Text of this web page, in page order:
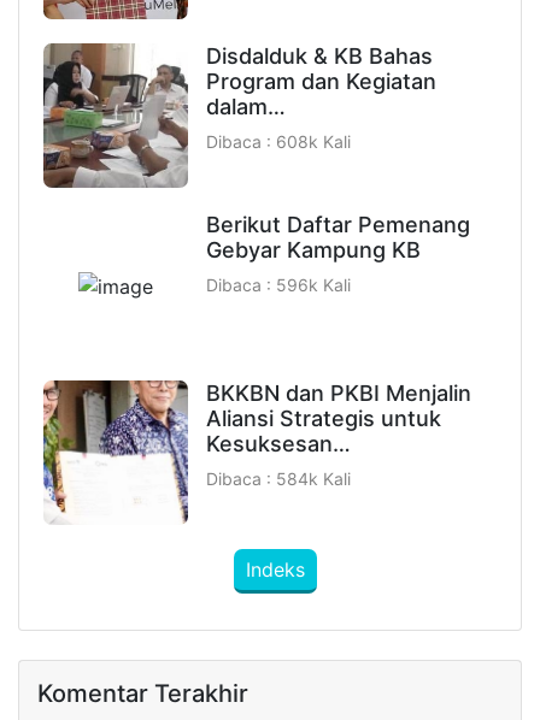
Disdalduk & KB Bahas
Program dan Kegiatan
dalam…
Dibaca : 608k Kali
Berikut Daftar Pemenang
Gebyar Kampung KB
Dibaca : 596k Kali
BKKBN dan PKBI Menjalin
Aliansi Strategis untuk
Kesuksesan…
Dibaca : 584k Kali
Indeks
Komentar Terakhir